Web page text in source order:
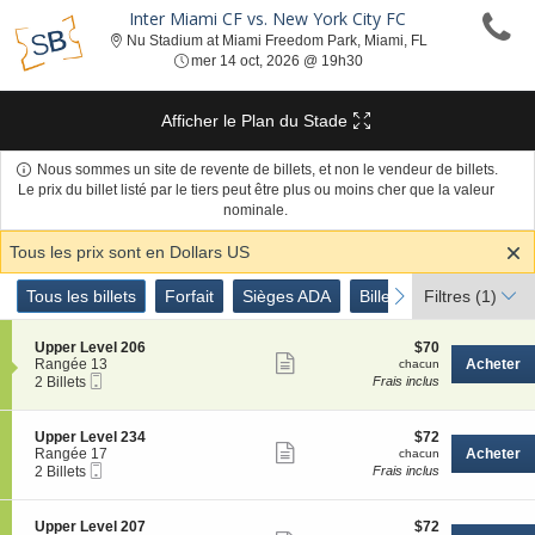
Inter Miami CF vs. New York City FC
Nu Stadium at Miami Freedom Park, Miami, FL Nu Stadium at
mer 14 oct, 2026 @ 19h30mer 14 oct, 2026 @ 19h30
Afficher le Plan du Stade
Nous sommes un site de revente de billets, et non le vendeur de billets.
Le prix du billet listé par le tiers peut être plus ou moins cher que la valeur
nominale.
Tous les prix sont en Dollars US
Genre
de
previous
Tous les billets
Tous les billets Forfait
Forfait Sièges ADA
Sièges ADA Billets Parking
Billets Parking
next
Filtres (1)
S
e
c
i
o
n
U
p
p
r
Upper Level 206
Rangée 13
2
disponible
2 Billets
de
$70
chacun
$70
chacun
Frais inclus
Acheter
S
e
c
i
o
Upper Level 234
Rangée 17
2
disponible
2 Billets
de
$72
chacun
$72
chacun
Frais inclus
Acheter
S
Upper Level 207
$72
$72